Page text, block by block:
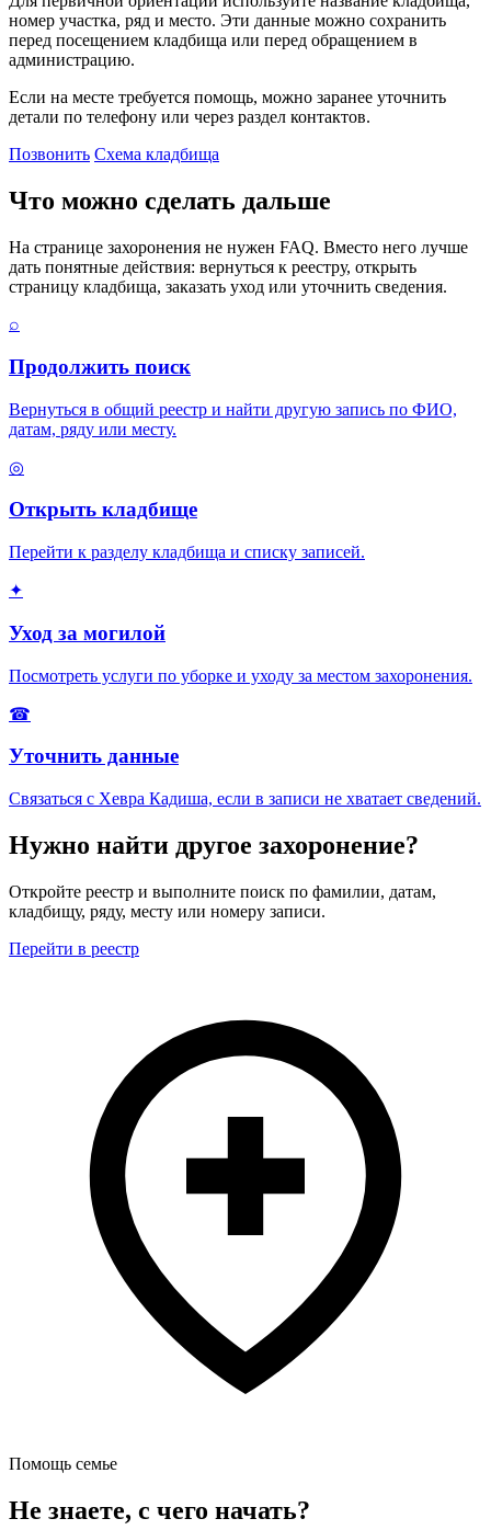
номер участка, ряд и место. Эти данные можно сохранить
перед посещением кладбища или перед обращением в
администрацию.
Если на месте требуется помощь, можно заранее уточнить
детали по телефону или через раздел контактов.
Позвонить Схема кладбища
Что можно сделать дальше
На странице захоронения не нужен FAQ. Вместо него лучше
дать понятные действия: вернуться к реестру, открыть
страницу кладбища, заказать уход или уточнить сведения.
⌕
Продолжить поиск
Вернуться в общий реестр и найти другую запись по ФИО,
датам, ряду или месту.
◎
Открыть кладбище
Перейти к разделу кладбища и списку записей.
✦
Уход за могилой
Посмотреть услуги по уборке и уходу за местом захоронения.
☎
Уточнить данные
Связаться с Хевра Кадиша, если в записи не хватает сведений.
Нужно найти другое захоронение?
Откройте реестр и выполните поиск по фамилии, датам,
кладбищу, ряду, месту или номеру записи.
Перейти в реестр
Помощь семье
Не знаете, с чего начать?